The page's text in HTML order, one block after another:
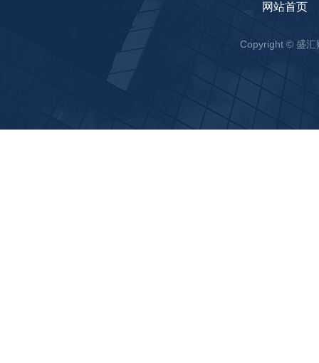
网站首页
Copyright © 盛